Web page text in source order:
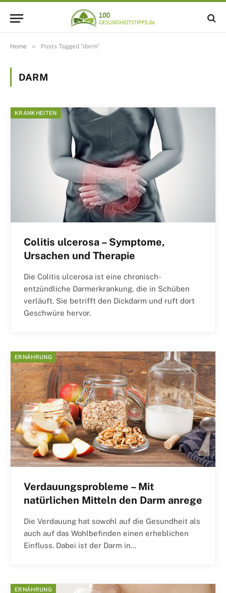
Home » Posts Tagged "darm"
DARM
KRANKHEITEN
Colitis ulcerosa – Symptome,
Ursachen und Therapie
Die Colitis ulcerosa ist eine chronisch-
entzündliche Darmerkrankung, die in Schüben
verläuft. Sie betrifft den Dickdarm und ruft dort
Geschwüre hervor.
ERNÄHRUNG
Verdauungsprobleme – Mit
natürlichen Mitteln den Darm anrege
Die Verdauung hat sowohl auf die Gesundheit als
auch auf das Wohlbefinden einen erheblichen
Einfluss. Dabei ist der Darm in…
ERNÄHRUNG